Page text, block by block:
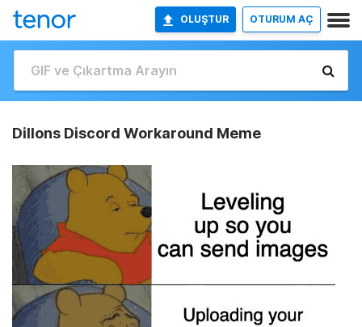
OLUŞTUR OTURUM AÇ
Dillons Discord Workaround Meme